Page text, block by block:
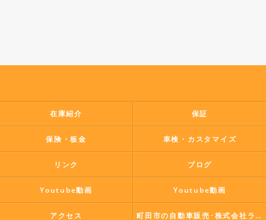
在庫紹介 保証
保険・板金 車検・カスタマイズ
リンク ブログ
Youtube動画 Youtube動画
アクセス 町田市の自動車販売･株式会社ラポールコーポレーションの口コミ情報